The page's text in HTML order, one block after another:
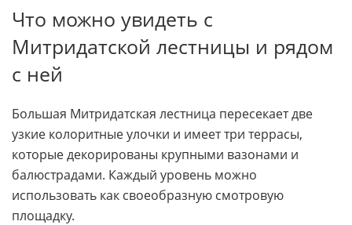
Что можно увидеть с
Митридатской лестницы и рядом
с ней
Большая Митридатская лестница пересекает две
узкие колоритные улочки и имеет три террасы,
которые декорированы крупными вазонами и
балюстрадами. Каждый уровень можно
использовать как своеобразную смотровую
площадку.